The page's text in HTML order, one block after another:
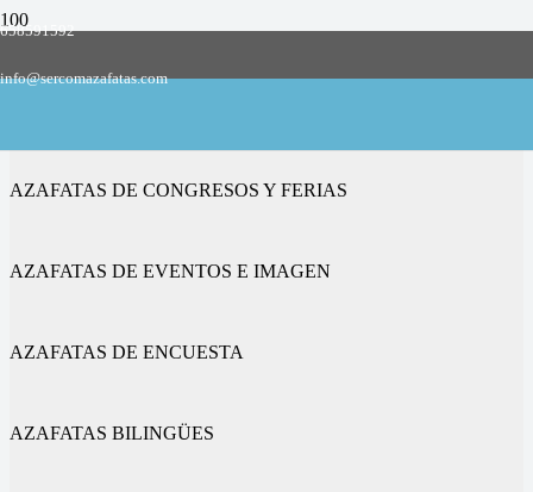
658591592
info@sercomazafatas.com
AZAFATAS DE CONGRESOS Y FERIAS
AZAFATAS DE EVENTOS E IMAGEN
AZAFATAS DE ENCUESTA
AZAFATAS BILINGÜES